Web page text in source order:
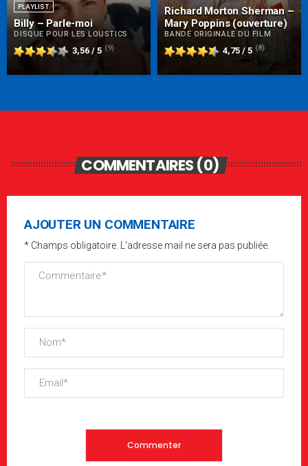
PLAYLIST
Billy – Parle-moi
DISQUE POUR LES LOUSTICS
3,56 / 5 (9)
Richard Morton Sherman –
Mary Poppins (ouverture)
BANDE ORIGINALE DU FILM
4,75 / 5 (8)
COMMENTAIRES (0)
AJOUTER UN COMMENTAIRE
* Champs obligatoire. L'adresse mail ne sera pas publiée.